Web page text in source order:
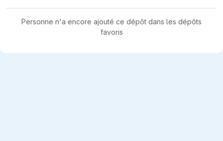
Personne n'a encore ajouté ce dépôt dans les dépôts
favoris